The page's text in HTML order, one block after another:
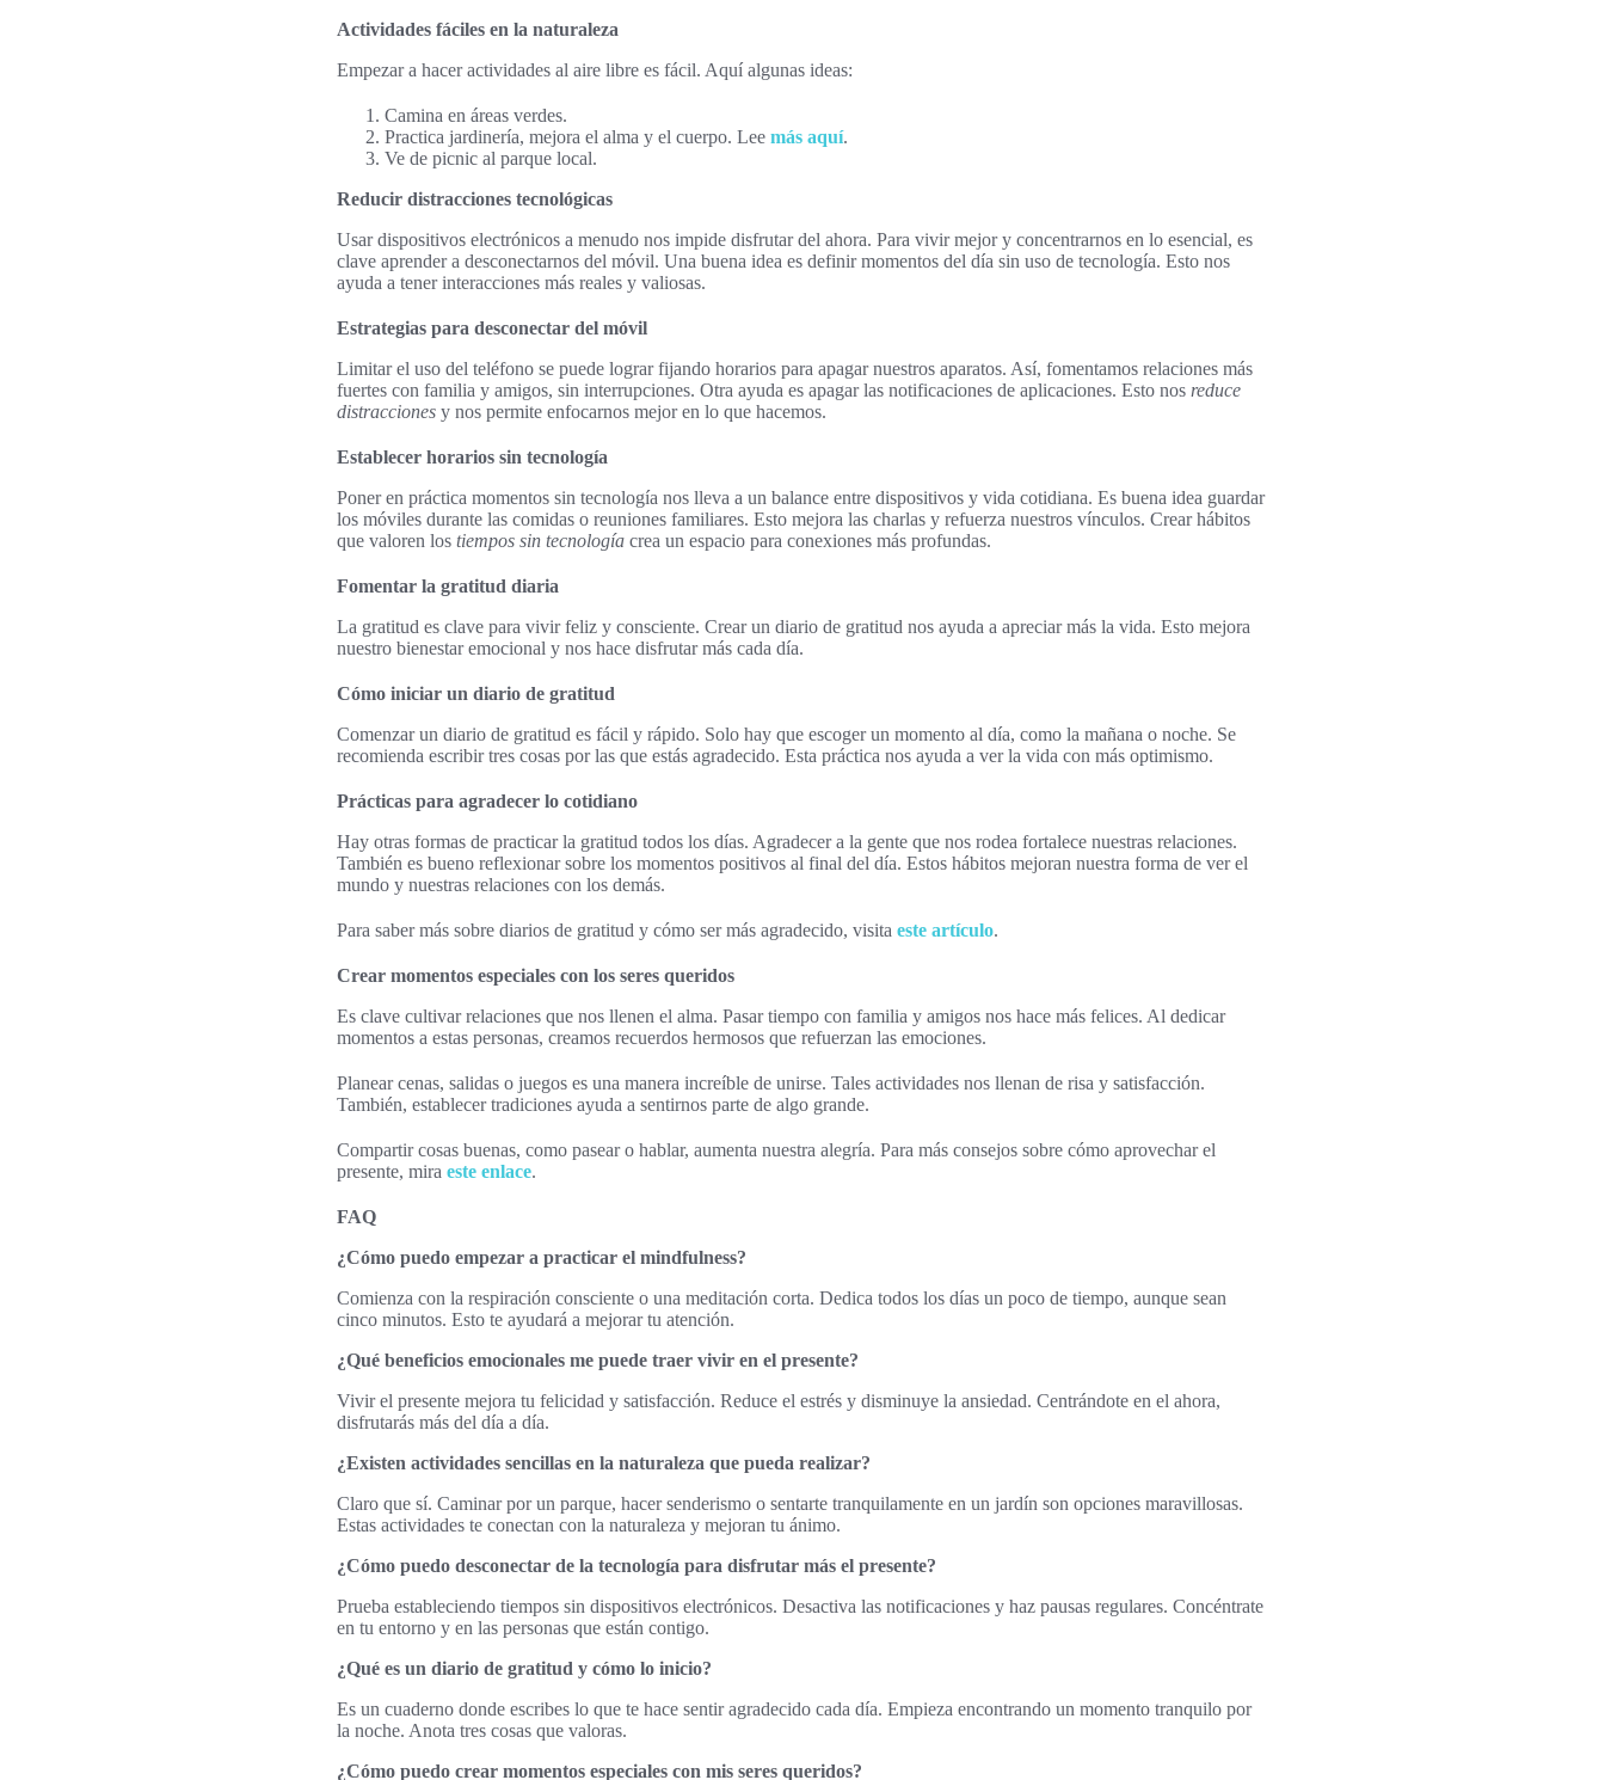
Actividades fáciles en la naturaleza
Empezar a hacer actividades al aire libre es fácil. Aquí algunas ideas:
Camina en áreas verdes.
Practica jardinería, mejora el alma y el cuerpo. Lee más aquí.
Ve de picnic al parque local.
Reducir distracciones tecnológicas
Usar dispositivos electrónicos a menudo nos impide disfrutar del ahora. Para vivir mejor y concentrarnos en lo esencial, es
clave aprender a desconectarnos del móvil. Una buena idea es definir momentos del día sin uso de tecnología. Esto nos
ayuda a tener interacciones más reales y valiosas.
Estrategias para desconectar del móvil
Limitar el uso del teléfono se puede lograr fijando horarios para apagar nuestros aparatos. Así, fomentamos relaciones más
fuertes con familia y amigos, sin interrupciones. Otra ayuda es apagar las notificaciones de aplicaciones. Esto nos reduce
distracciones y nos permite enfocarnos mejor en lo que hacemos.
Establecer horarios sin tecnología
Poner en práctica momentos sin tecnología nos lleva a un balance entre dispositivos y vida cotidiana. Es buena idea guardar
los móviles durante las comidas o reuniones familiares. Esto mejora las charlas y refuerza nuestros vínculos. Crear hábitos
que valoren los tiempos sin tecnología crea un espacio para conexiones más profundas.
Fomentar la gratitud diaria
La gratitud es clave para vivir feliz y consciente. Crear un diario de gratitud nos ayuda a apreciar más la vida. Esto mejora
nuestro bienestar emocional y nos hace disfrutar más cada día.
Cómo iniciar un diario de gratitud
Comenzar un diario de gratitud es fácil y rápido. Solo hay que escoger un momento al día, como la mañana o noche. Se
recomienda escribir tres cosas por las que estás agradecido. Esta práctica nos ayuda a ver la vida con más optimismo.
Prácticas para agradecer lo cotidiano
Hay otras formas de practicar la gratitud todos los días. Agradecer a la gente que nos rodea fortalece nuestras relaciones.
También es bueno reflexionar sobre los momentos positivos al final del día. Estos hábitos mejoran nuestra forma de ver el
mundo y nuestras relaciones con los demás.
Para saber más sobre diarios de gratitud y cómo ser más agradecido, visita este artículo.
Crear momentos especiales con los seres queridos
Es clave cultivar relaciones que nos llenen el alma. Pasar tiempo con familia y amigos nos hace más felices. Al dedicar
momentos a estas personas, creamos recuerdos hermosos que refuerzan las emociones.
Planear cenas, salidas o juegos es una manera increíble de unirse. Tales actividades nos llenan de risa y satisfacción.
También, establecer tradiciones ayuda a sentirnos parte de algo grande.
Compartir cosas buenas, como pasear o hablar, aumenta nuestra alegría. Para más consejos sobre cómo aprovechar el
presente, mira este enlace.
FAQ
¿Cómo puedo empezar a practicar el mindfulness?
Comienza con la respiración consciente o una meditación corta. Dedica todos los días un poco de tiempo, aunque sean
cinco minutos. Esto te ayudará a mejorar tu atención.
¿Qué beneficios emocionales me puede traer vivir en el presente?
Vivir el presente mejora tu felicidad y satisfacción. Reduce el estrés y disminuye la ansiedad. Centrándote en el ahora,
disfrutarás más del día a día.
¿Existen actividades sencillas en la naturaleza que pueda realizar?
Claro que sí. Caminar por un parque, hacer senderismo o sentarte tranquilamente en un jardín son opciones maravillosas.
Estas actividades te conectan con la naturaleza y mejoran tu ánimo.
¿Cómo puedo desconectar de la tecnología para disfrutar más el presente?
Prueba estableciendo tiempos sin dispositivos electrónicos. Desactiva las notificaciones y haz pausas regulares. Concéntrate
en tu entorno y en las personas que están contigo.
¿Qué es un diario de gratitud y cómo lo inicio?
Es un cuaderno donde escribes lo que te hace sentir agradecido cada día. Empieza encontrando un momento tranquilo por
la noche. Anota tres cosas que valoras.
¿Cómo puedo crear momentos especiales con mis seres queridos?